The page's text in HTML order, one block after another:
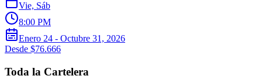
Vie, Sáb
8:00 PM
Enero 24 - Octubre 31, 2026
Desde $76.666
Toda la Cartelera